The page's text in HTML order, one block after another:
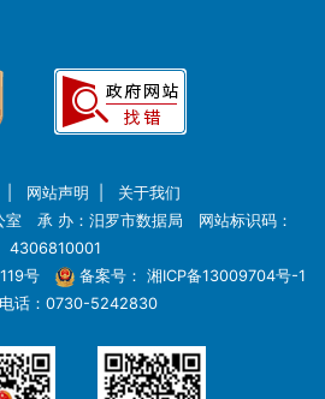
网站声明
关于我们
室 承 办：汨罗市数据局 网站标识码：
4306810001
号
备案号： 湘ICP备13009704号-1
话：0730-5242830